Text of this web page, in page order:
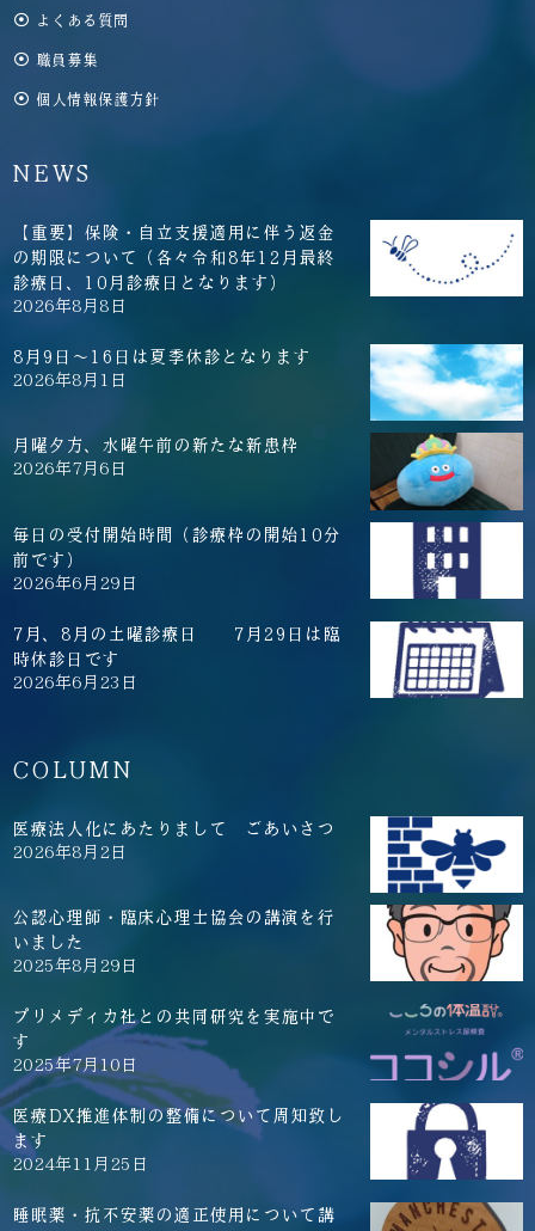
よくある質問
職員募集
個人情報保護方針
NEWS
【重要】保険・自立支援適用に伴う返金
の期限について（各々令和8年12月最終
診療日、10月診療日となります）
2026年8月8日
8月9日～16日は夏季休診となります
2026年8月1日
月曜夕方、水曜午前の新たな新患枠
2026年7月6日
毎日の受付開始時間（診療枠の開始10分
前です）
2026年6月29日
7月、8月の土曜診療日 7月29日は臨
時休診日です
2026年6月23日
COLUMN
医療法人化にあたりまして ごあいさつ
2026年8月2日
公認心理師・臨床心理士協会の講演を行
いました
2025年8月29日
プリメディカ社との共同研究を実施中で
す
2025年7月10日
医療DX推進体制の整備について周知致し
ます
2024年11月25日
睡眠薬・抗不安薬の適正使用について講